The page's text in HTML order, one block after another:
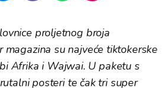
proljetnog broja
magazina su najveće tiktokerske
Afrika i Wajwai. U paketu s
posteri te čak tri super